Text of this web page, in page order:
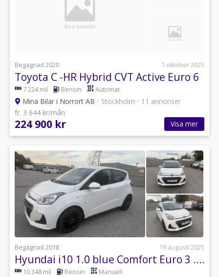
Begagnad 2020 1 oktober 2025
Toyota C -HR Hybrid CVT Active Euro 6
7 224 mil Bensin Automat
Mina Bilar i Norrort AB • Stockholm • 11 annonser
fr. 3 644 kr/mån
224 900 kr Visa mer
Begagnad 2018 19 augusti 2025
Hyundai i10 1.0 blue Comfort Euro 3 .Ny Besiktad och Servad
10 348 mil Bensin Manuell